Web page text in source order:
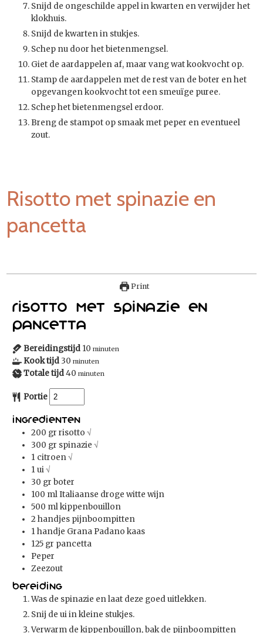
Snijd de ongeschilde appel in kwarten en verwijder het
klokhuis.
Snijd de kwarten in stukjes.
Schep nu door het bietenmengsel.
Giet de aardappelen af, maar vang wat kookvocht op.
Stamp de aardappelen met de rest van de boter en het
opgevangen kookvocht tot een smeuïge puree.
Schep het bietenmengsel erdoor.
Breng de stampot op smaak met peper en eventueel
zout.
Risotto met spinazie en
pancetta
Print
Risotto met spinazie en
pancetta
Bereidingstijd 10 minuten
Kook tijd 30 minuten
Totale tijd40 minuten
Portie
Ingredienten
200 gr risotto √
300 gr spinazie √
1 citroen√
1ui√
30 gr boter
100 mlItaliaanse droge witte wijn
500 mlkippenbouillon
2 handjes pijnboompitten
1handje Grana Padano kaas
125 gr pancetta
Peper
Zeezout
Bereiding
Was de spinazie en laat deze goed uitlekken.
Snij de ui in kleine stukjes.
Verwarm de kippenbouillon, bak de pijnboompitten